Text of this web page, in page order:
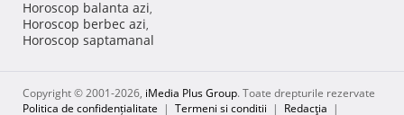
Horoscop balanta azi,
Horoscop berbec azi,
Horoscop saptamanal
Copyright © 2001-2026, iMedia Plus Group. Toate drepturile rezervate
Politica de confidențialitate | Termeni si conditii | Redacţia |